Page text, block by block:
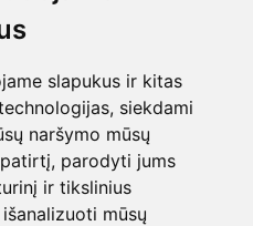
slapukus ir kitas
siekdami
naršymo mūsų
parodyti jums
ir tikslinius
mūsų
didžiausia Vakarų
kuri teikia
medicinos pagalbą
iki 18 metų. Ligoninėje
iki 200 vaikų.